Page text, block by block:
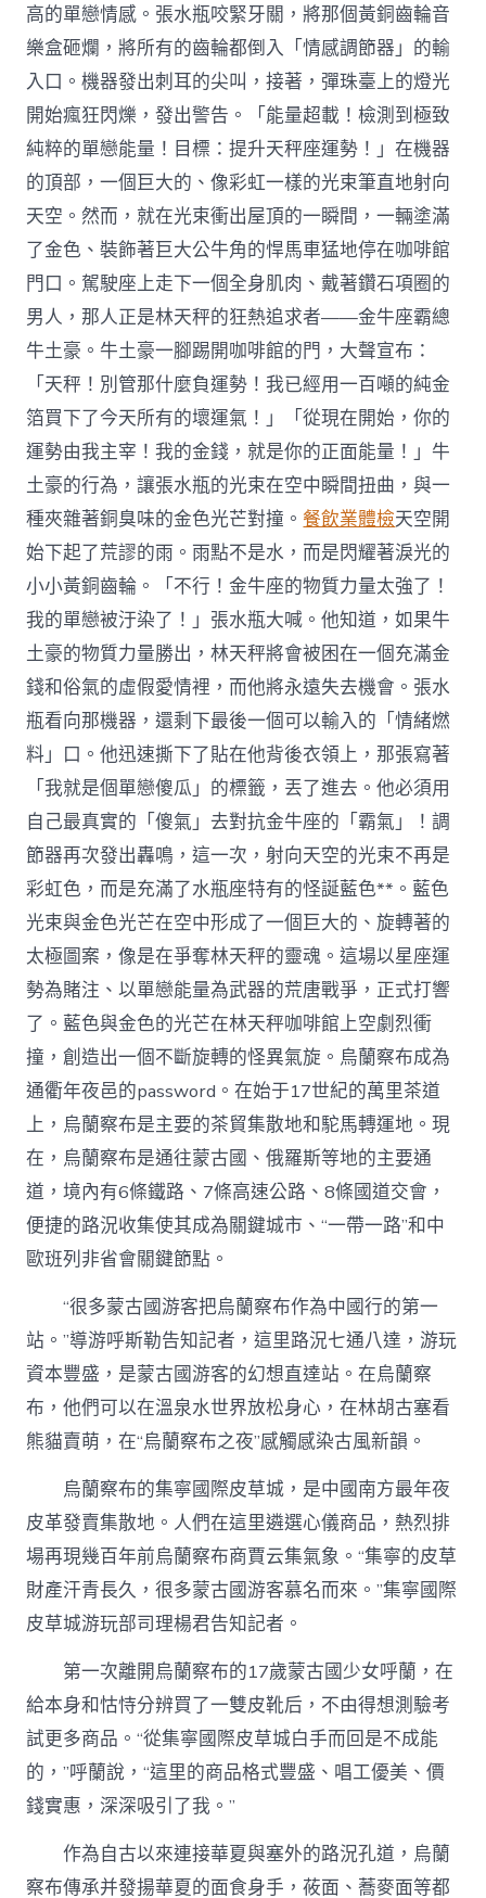
高的單戀情感。張水瓶咬緊牙關，將那個黃銅齒輪音
樂盒砸爛，將所有的齒輪都倒入「情感調節器」的輸
入口。機器發出刺耳的尖叫，接著，彈珠臺上的燈光
開始瘋狂閃爍，發出警告。「能量超載！檢測到極致
純粹的單戀能量！目標：提升天秤座運勢！」在機器
的頂部，一個巨大的、像彩虹一樣的光束筆直地射向
天空。然而，就在光束衝出屋頂的一瞬間，一輛塗滿
了金色、裝飾著巨大公牛角的悍馬車猛地停在咖啡館
門口。駕駛座上走下一個全身肌肉、戴著鑽石項圈的
男人，那人正是林天秤的狂熱追求者——金牛座霸總
牛土豪。牛土豪一腳踢開咖啡館的門，大聲宣布：
「天秤！別管那什麼負運勢！我已經用一百噸的純金
箔買下了今天所有的壞運氣！」「從現在開始，你的
運勢由我主宰！我的金錢，就是你的正面能量！」牛
土豪的行為，讓張水瓶的光束在空中瞬間扭曲，與一
種夾雜著銅臭味的金色光芒對撞。 餐飲業體檢天空開
始下起了荒謬的雨。雨點不是水，而是閃耀著淚光的
小小黃銅齒輪。「不行！金牛座的物質力量太強了！
我的單戀被汙染了！」張水瓶大喊。他知道，如果牛
土豪的物質力量勝出，林天秤將會被困在一個充滿金
錢和俗氣的虛假愛情裡，而他將永遠失去機會。張水
瓶看向那機器，還剩下最後一個可以輸入的「情緒燃
料」口。他迅速撕下了貼在他背後衣領上，那張寫著
「我就是個單戀傻瓜」的標籤，丟了進去。他必須用
自己最真實的「傻氣」去對抗金牛座的「霸氣」！調
節器再次發出轟鳴，這一次，射向天空的光束不再是
彩虹色，而是充滿了水瓶座特有的怪誕藍色**。藍色
光束與金色光芒在空中形成了一個巨大的、旋轉著的
太極圖案，像是在爭奪林天秤的靈魂。這場以星座運
勢為賭注、以單戀能量為武器的荒唐戰爭，正式打響
了。藍色與金色的光芒在林天秤咖啡館上空劇烈衝
撞，創造出一個不斷旋轉的怪異氣旋。烏蘭察布成為
通衢年夜邑的password。在始于17世紀的萬里茶道
上，烏蘭察布是主要的茶貿集散地和駝馬轉運地。現
在，烏蘭察布是通往蒙古國、俄羅斯等地的主要通
道，境內有6條鐵路、7條高速公路、8條國道交會，
便捷的路況收集使其成為關鍵城市、“一帶一路”和中
歐班列非省會關鍵節點。
“很多蒙古國游客把烏蘭察布作為中國行的第一
站。”導游呼斯勒告知記者，這里路況七通八達，游玩
資本豐盛，是蒙古國游客的幻想直達站。在烏蘭察
布，他們可以在溫泉水世界放松身心，在林胡古塞看
熊貓賣萌，在“烏蘭察布之夜”感觸感染古風新韻。
烏蘭察布的集寧國際皮草城，是中國南方最年夜
皮革發賣集散地。人們在這里遴選心儀商品，熱烈排
場再現幾百年前烏蘭察布商賈云集氣象。“集寧的皮草
財產汗青長久，很多蒙古國游客慕名而來。”集寧國際
皮草城游玩部司理楊君告知記者。
第一次離開烏蘭察布的17歲蒙古國少女呼蘭，在
給本身和怙恃分辨買了一雙皮靴后，不由得想測驗考
試更多商品。“從集寧國際皮草城白手而回是不成能
的，”呼蘭說，“這里的商品格式豐盛、唱工優美、價
錢實惠，深深吸引了我。”
作為自古以來連接華夏與塞外的路況孔道，烏蘭
察布傳承并發揚華夏的面食身手，莜面、蕎麥面等都